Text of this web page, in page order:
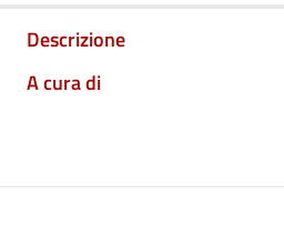
Descrizione
A cura di